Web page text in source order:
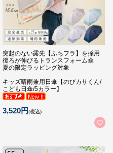
突起のない露先【ふちフラ】を採用
後ろが伸びるトランスフォーム傘
夏の限定ラッピング対象
キッズ晴雨兼用日傘【のびカサくん/
こども日傘/5カラー】
3,520円(税込)